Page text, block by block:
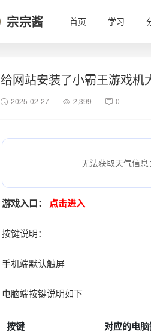
宗宗酱 首页 学习
给网站安装了小霸王游戏机
2025-02-27 2,399 0
无法获取天气信
游戏入口： 点击进入
按键说明：
手机端默认触屏
电脑端按键说明如下
按键 对应的电